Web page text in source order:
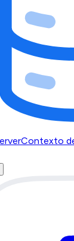
Contexto